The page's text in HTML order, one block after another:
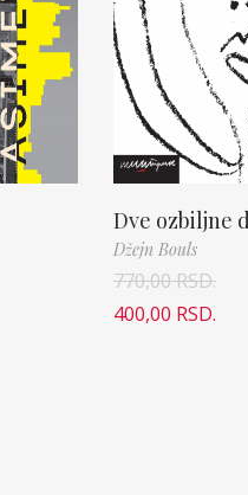
Dve ozbiljne
Džejn Bouls
770,00RSD.
400,00 RSD.